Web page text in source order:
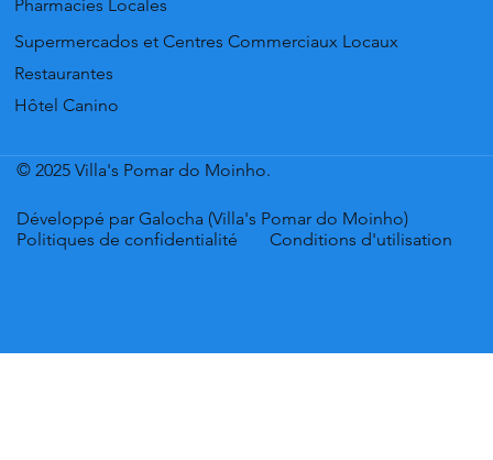
Pharmacies Locales
Supermercados et Centres Commerciaux Locaux
Restaurantes
Hôtel Canino
© 2025 Villa's Pomar do Moinho.
Développé par Galocha (Villa's Pomar do Moinho)
Politiques de confidentialité
Conditions d'utilisation